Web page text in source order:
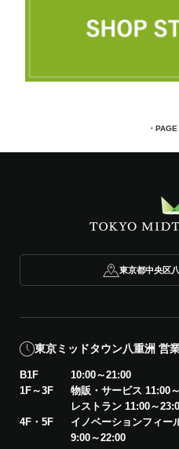
・
東京都中央区
東京ミッドタウン八重洲 営
B1F
10:00～21:00
1F～3F
物販・サービス 11:00
レストラン 11:00～
4F・5F
イノベーションフィー
9:00～22:00